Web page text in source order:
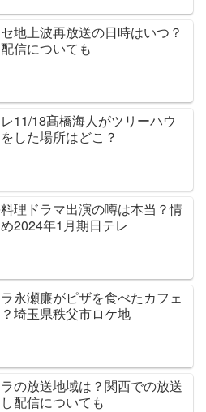
地上波再放送の日時はいつ？
信についても
11/18髙橋海人がツリーハウ
した場所はどこ？
理ドラマ出演の噂は本当？情
2024年1月期日テレ
永瀬廉がピザを食べたカフェ
埼玉県秩父市ロケ地
の放送地域は？関西での放送
配信についても